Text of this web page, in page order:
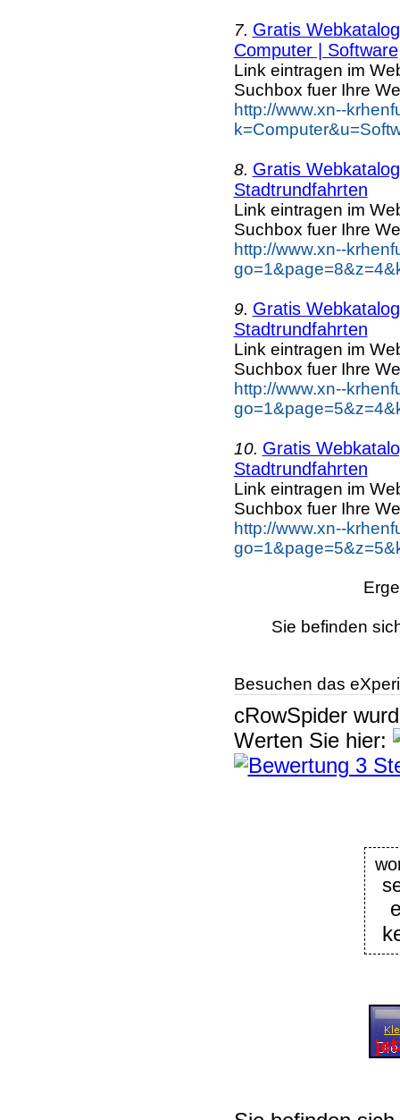
7. Gratis
Computer | Software
Link eintragen im
Suchbox fuer Ihre
http://www.xn--
8. Gratis
Stadtrundfahrten
Link eintragen im
Suchbox fuer Ihre
http://www.xn--
9. Gratis
Stadtrundfahrten
Link eintragen im
Suchbox fuer Ihre
http://www.xn--
10. Gratis
Stadtrundfahrten
Link eintragen im
Suchbox fuer Ihre
http://www.xn--
Sie befinden
Besuchen das
cRowSpider
Werten Sie hier: